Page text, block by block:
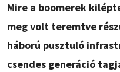
Mire a boomerek
meg volt teremtve
háború pusztuló
csendes generáció